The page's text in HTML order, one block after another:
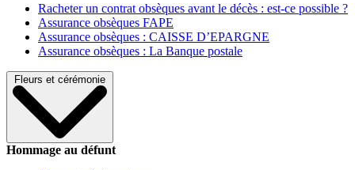
Racheter un contrat obsèques avant le décès : est-ce possible ?
Assurance obsèques FAPE
Assurance obsèques : CAISSE D’EPARGNE
Assurance obsèques : La Banque postale
Fleurs et cérémonie
Hommage au défunt